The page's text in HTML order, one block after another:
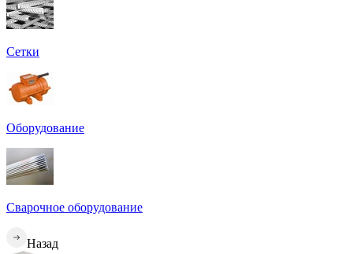
Сетки
Оборудование
Сварочное оборудование
Назад